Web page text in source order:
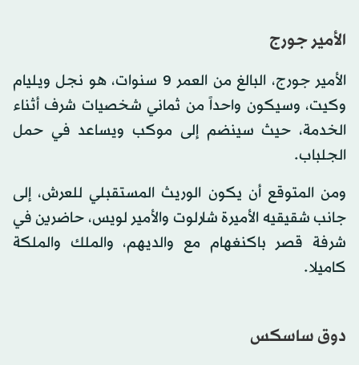
الأمير جورج
الأمير جورج، البالغ من العمر 9 سنوات، هو نجل ويليام
وكيت، وسيكون واحداً من ثماني شخصيات شرف أثناء
الخدمة، حيث سينضم إلى موكب ويساعد في حمل
الجلباب.
ومن المتوقع أن يكون الوريث المستقبلي للعرش، إلى
جانب شقيقيه الأميرة شارلوت والأمير لويس، حاضرين في
شرفة قصر باكنغهام مع والديهم، والملك والملكة
كاميلا.
دوق ساسكس